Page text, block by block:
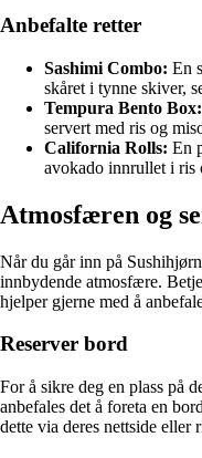
Anbefalte retter
Sashimi Combo: En
skåret i tynne skiver,
Tempura Bento Box:
servert med ris og
California Rolls: En
avokado innrullet i ris
Atmosfæren og
Når du går inn på
innbydende atmosfære.
hjelper gjerne med å
Reserver bord
For å sikre deg en plass på
anbefales det å foreta en
dette via deres nettside eller